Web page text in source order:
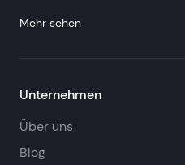
Mehr sehen
Unternehmen
Über uns
Blog